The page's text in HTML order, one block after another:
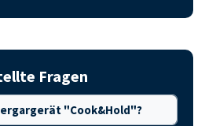
Fragen
"Cook&Hold"?